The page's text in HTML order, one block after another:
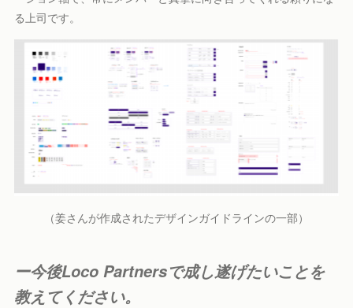
る上司です。
（姜さんが作成されたデザインガイドラインの一部）
ー今後Loco Partnersで成し遂げたいことを
教えてください。